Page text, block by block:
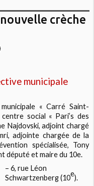
nouvelle crèche
municipale
« Carré Saint-
social « Pari’s des
Najdovski, adjoint chargé
adjointe chargée de la
spécialisée, Tony
député et maire du 10e.
– 6, rue Léon
Schwartzenberg (10e).